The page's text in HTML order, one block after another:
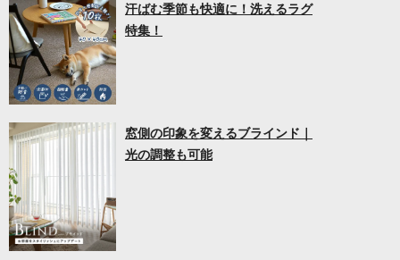
汗ばむ季節も快適に！洗えるラグ
特集！
窓側の印象を変えるブラインド｜
光の調整も可能